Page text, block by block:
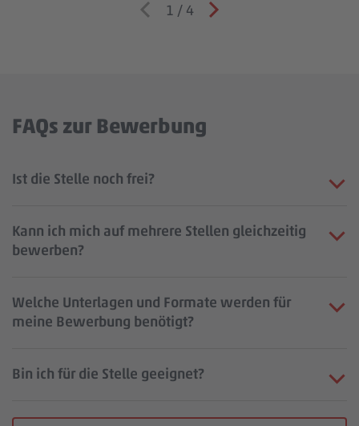
1 / 4
FAQs zur Bewerbung
Ist die Stelle noch frei?
Kann ich mich auf mehrere Stellen gleichzeitig
bewerben?
Welche Unterlagen und Formate werden für
meine Bewerbung benötigt?
Bin ich für die Stelle geeignet?